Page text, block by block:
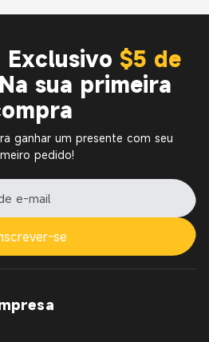
Exclusivo $5 de
Na sua primeira
ganhar um presente com seu
pedido!
se